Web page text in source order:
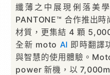
纖薄之中展現俐落美
PANTONE™ 合作推出
材質，更集結 4 顆
全新 moto AI 即時翻譯
與智慧的使用體驗。
power 新機，以